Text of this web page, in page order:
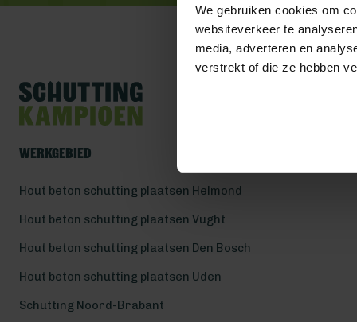
We gebruiken cookies om
websiteverkeer te
media, adverteren en
verstrekt of die ze hebben
Werkgebied
Hout beton schutting plaatsen Helmond
Hout beton schutting plaatsen Vught
Hout beton schutting plaatsen Den Bosch
Hout beton schutting plaatsen Uden
Schutting Noord-Brabant